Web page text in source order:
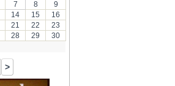
7 8
9
14 15
16
21 22
23
28 29
30